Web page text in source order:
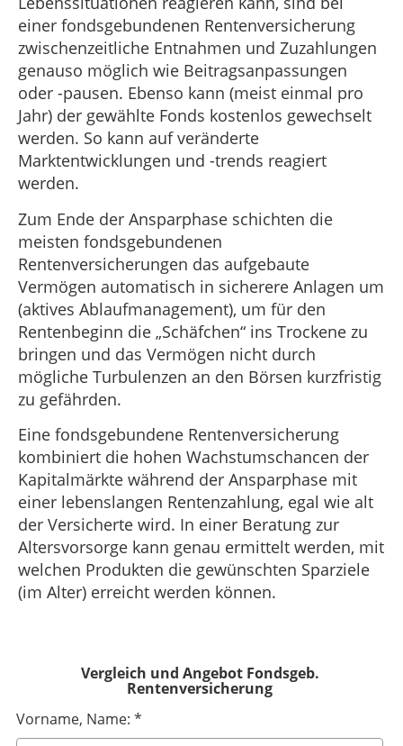
einer fondsgebundenen Rentenversicherung
zwischenzeitliche Entnahmen und Zuzahlungen
genauso möglich wie Beitragsanpassungen
oder -pausen. Ebenso kann (meist einmal pro
Jahr) der gewählte Fonds kostenlos gewechselt
werden. So kann auf veränderte
Marktentwicklungen und -trends reagiert
werden.
Zum Ende der Ansparphase schichten die
meisten fondsgebundenen
Rentenversicherungen das aufgebaute
Vermögen automatisch in sicherere Anlagen um
(aktives Ablaufmanagement), um für den
Rentenbeginn die „Schäfchen“ ins Trockene zu
bringen und das Vermögen nicht durch
mögliche Turbulenzen an den Börsen kurzfristig
zu gefährden.
Eine fondsgebundene Rentenversicherung
kombiniert die hohen Wachstumschancen der
Kapitalmärkte während der Ansparphase mit
einer lebenslangen Rentenzahlung, egal wie alt
der Versicherte wird. In einer Beratung zur
Altersvorsorge kann genau ermittelt werden, mit
welchen Produkten die gewünschten Sparziele
(im Alter) erreicht werden können.
Vergleich und Angebot Fondsgeb.
Rentenversicherung
Vorname, Name: *